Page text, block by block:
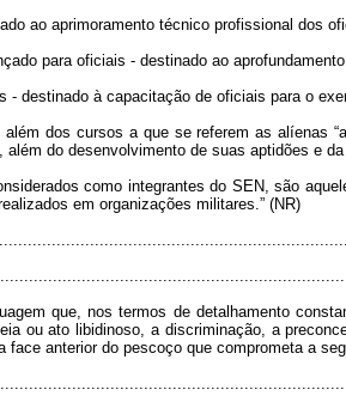
ao aprimoramento técnico profissional dos
para oficiais - destinado ao
- destinado à capacitação de oficiais para o
além dos cursos a que se referem as alíenas
do desenvolvimento de suas aptidões e
como integrantes do SEN, são
em organizações militares.” (NR)
que, nos termos de detalhamento
ou ato libidinoso, a discriminação, a
face anterior do pescoço que comprometa a